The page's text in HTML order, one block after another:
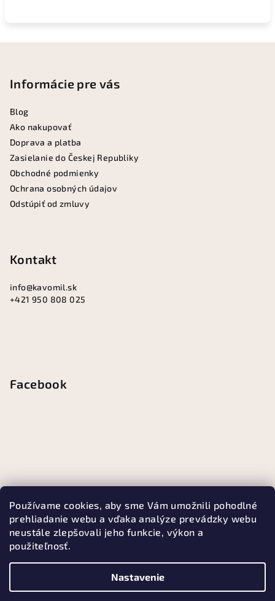
Používame cookies, aby sme Vám umožnili pohodlné
prehliadanie webu a vďaka analýze prevádzky webu
neustále zlepšovali jeho funkcie, výkon a
použiteľnosť.
Nastavenie
Informácie pre vás
Blog
Ako nakupovať
Doprava a platba
Zasielanie do Českej Republiky
Obchodné podmienky
Ochrana osobných údajov
Odstúpiť od zmluvy
Kontakt
info@kavomil.sk
+421 950 808 025
Facebook